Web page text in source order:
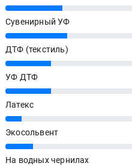
25%
Сувенирный УФ
27%
ДТФ (текстиль)
20%
УФ ДТФ
20%
Латекс
7%
Экосольвент
12%
На водных чернилах